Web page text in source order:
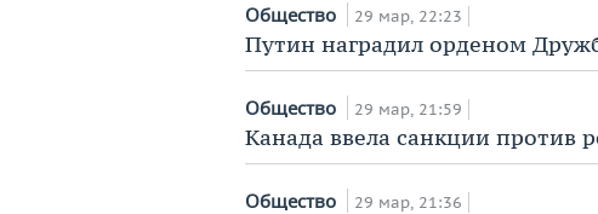
Общество 29 мар, 22:23
Путин наградил орденом
Общество 29 мар, 21:59
Канада ввела санкции против
Общество 29 мар, 21:36